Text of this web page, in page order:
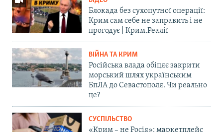
Блокада без сухопутної операції:
Крим сам себе не заправить і не
прогодує | Крим.Реалії
ВІЙНА ТА КРИМ
Російська влада обіцяє закрити
морський шлях українським
БпЛА до Севастополя. Чи реально
це?
СУСПІЛЬСТВО
«Крим – не Росія»: маркетплейс